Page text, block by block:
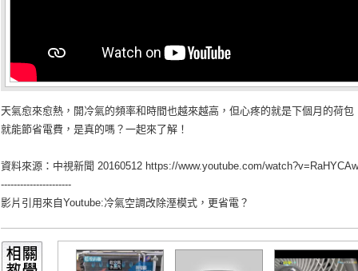
天氣愈來愈熱，開冷氣的頻率和時間也越來越高，但心疼的就是下個月的荷
就能節省電費，是真的嗎？一起來了解！
資料來源：中視新聞 20160512 https://www.youtube.com/
----------------------
影片引用來自Youtube:冷氣空調改除溼模式，更省電？